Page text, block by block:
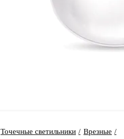
Точечные светильники Врезные